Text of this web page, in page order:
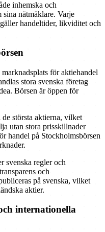
inhemska och
nätmäklare. Varje
handeltider, likviditet och
för aktiehandel
stora svenska företag
Börsen är öppen för
största aktierna, vilket
utan stora prisskillnader
handel på Stockholmsbörsen
svenska regler och
och
på svenska, vilket
aktier.
internationella